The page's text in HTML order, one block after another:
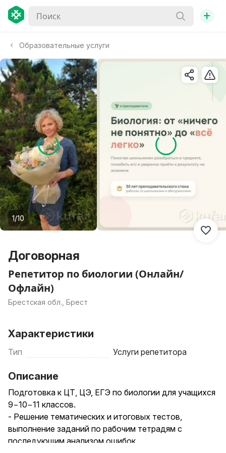
+
Образовательные услуги
1/10
Договорная
Репетитор по биологии (Онлайн/
Офлайн)
Брестская обл., Брест
Характеристики
Тип Услуги репетитора
Описание
Подготовка к ЦТ, ЦЭ, ЕГЭ по биологии для учащихся
9−10−11 классов.
- Решение тематических и итоговых тестов,
выполнение заданий по рабочим тетрадям с
последующим анализом ошибок.